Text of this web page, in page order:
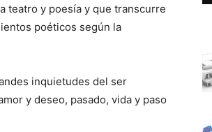
teatro y poesía y que transcurre
poéticos según la
inquietudes del ser
y deseo, pasado, vida y paso